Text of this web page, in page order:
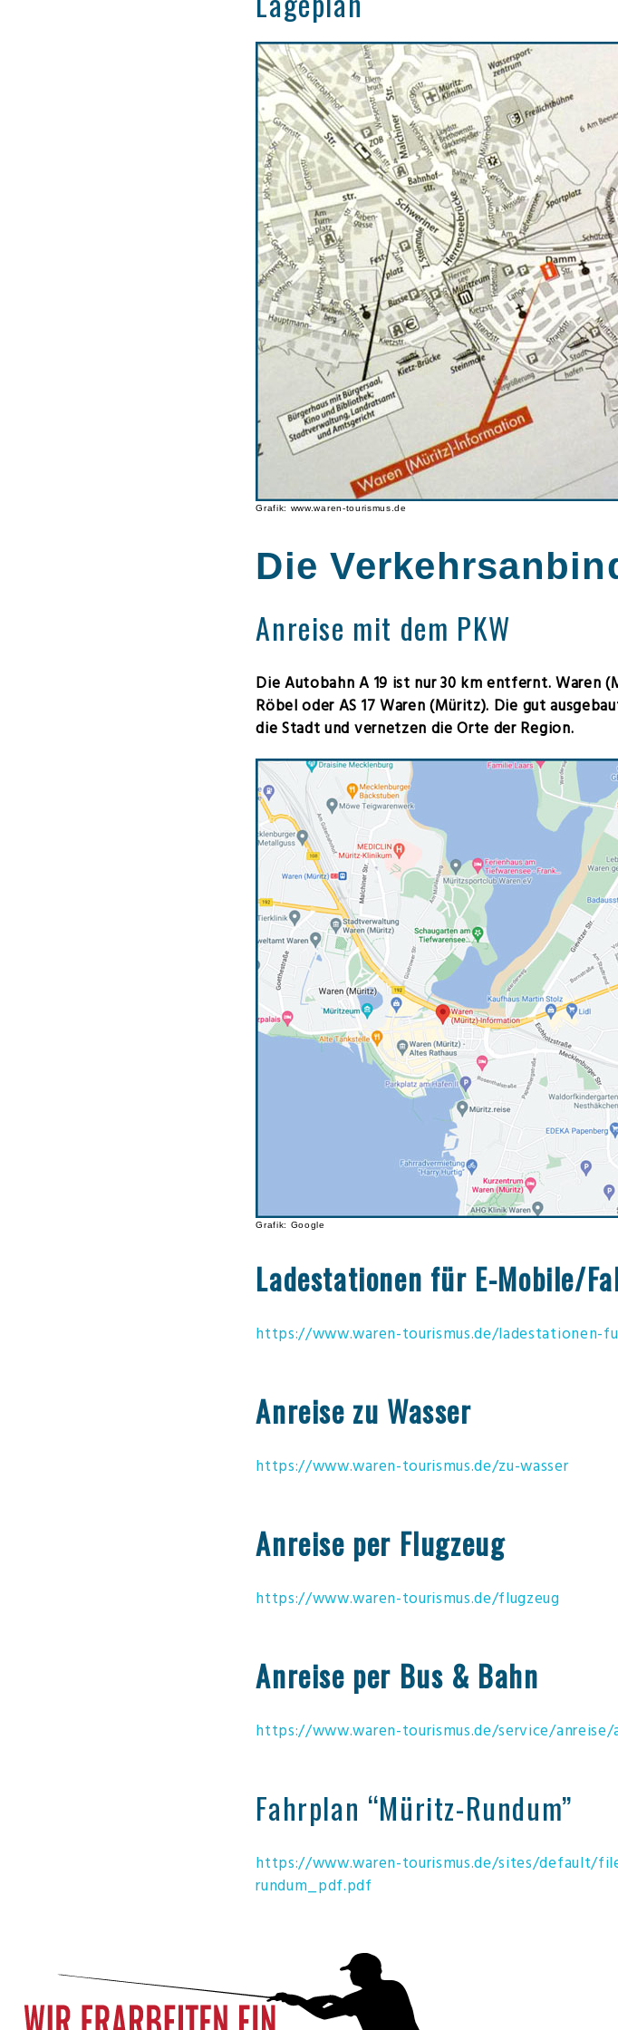
Grafik: www.waren-tourismus.de
Die
Anreise mit dem PKW
Die Autobahn A 19 ist nur 30 km entfernt. Waren
Röbel oder AS 17 Waren (Müritz). Die gut
die Stadt und vernetzen die Orte der Region.
Grafik: Google
Ladestationen für E-Mobile/
https://www.waren-tourismus.de/ladestationen-
Anreise zu Wasser
https://www.waren-tourismus.de/zu-wasser
Anreise per Flugzeug
https://www.waren-tourismus.de/flugzeug
Anreise per Bus & Bahn
https://www.waren-tourismus.de/service/anreise/
Fahrplan “Müritz-Rundum”
https://www.waren-tourismus.de/sites/default/
rundum_pdf.pdf